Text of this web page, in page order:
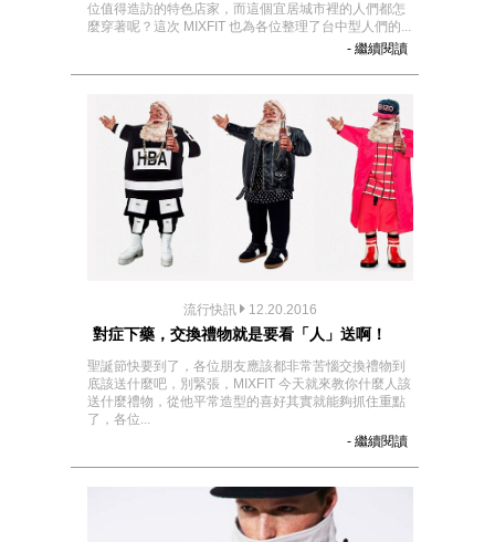
位值得造訪的特色店家，而這個宜居城市裡的人們都怎
麼穿著呢？這次 MIXFIT 也為各位整理了台中型人們的...
- 繼續閱讀
流行快訊 12.20.2016
對症下藥，交換禮物就是要看「人」送啊！
聖誕節快要到了，各位朋友應該都非常苦惱交換禮物到
底該送什麼吧，別緊張，MIXFIT 今天就來教你什麼人該
送什麼禮物，從他平常造型的喜好其實就能夠抓住重點
了，各位...
- 繼續閱讀